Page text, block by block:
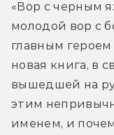
«Вор с черным
молодой вор с
главным
новая книга, в
вышедшей на
этим
именем, и